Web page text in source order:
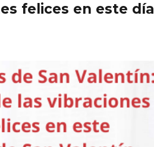
felices en este día